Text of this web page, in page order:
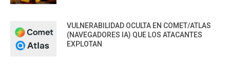
VULNERABILIDAD OCULTA EN COMET/ATLAS
(NAVEGADORES IA) QUE LOS ATACANTES
EXPLOTAN